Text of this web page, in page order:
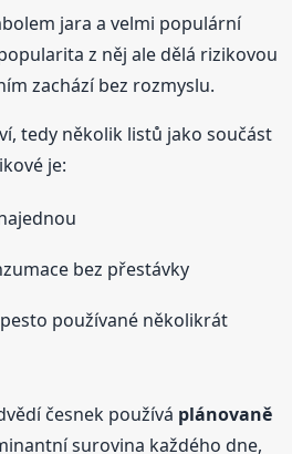
jara a velmi populární
z něj ale dělá rizikovou
zachází bez rozmyslu.
tedy několik listů jako součást
je:
bez přestávky
používané několikrát
česnek používá plánovaně
surovina každého dne,